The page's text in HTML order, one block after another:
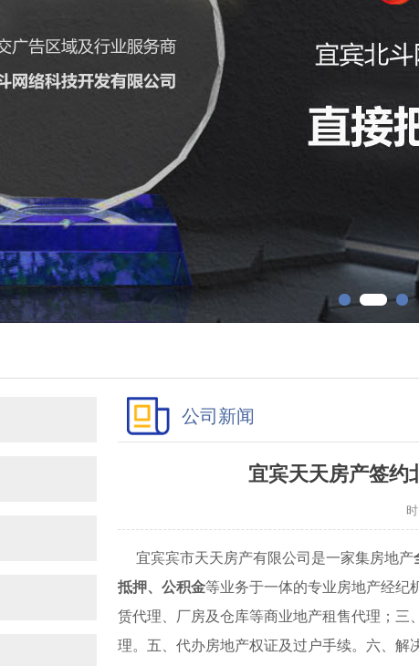
1
公司新闻
宜宾天天房产签约
宜宾宾市天天房产有限公司是一家集房地产
抵押、公积金等业务于一体的专业房地产经纪
赁代理、厂房及仓库等商业地产租售代理；
理。五、代办房地产权证及过户手续。六、解